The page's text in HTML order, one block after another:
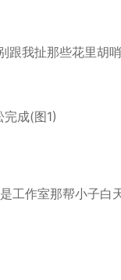
跟我扯那些花里胡
工作室那帮小子白